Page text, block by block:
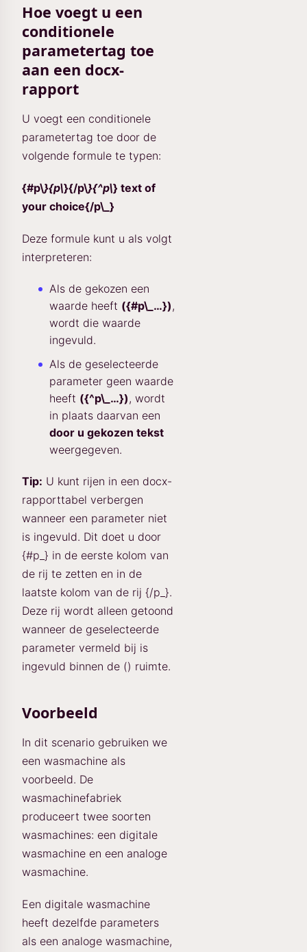
Hoe voegt u een
conditionele
parametertag toe
aan een docx-
rapport
U voegt een conditionele
parametertag toe door de
volgende formule te typen:
{#p\}{p\}{/p\}{^p\} text of
your choice{/p\_ }
Deze formule kunt u als volgt
interpreteren:
Als de gekozen een
waarde heeft ({#p\_…}),
wordt die waarde
ingevuld.
Als de geselecteerde
parameter geen waarde
heeft ({^p\_…}), wordt
in plaats daarvan een
door u gekozen tekst
weergegeven.
Tip: U kunt rijen in een docx-
rapporttabel verbergen
wanneer een parameter niet
is ingevuld. Dit doet u door
{#p_ } in de eerste kolom van
de rij te zetten en in de
laatste kolom van de rij {/p_ }.
Deze rij wordt alleen getoond
wanneer de geselecteerde
parameter vermeld bij is
ingevuld binnen de () ruimte.
Voorbeeld
In dit scenario gebruiken we
een wasmachine als
voorbeeld. De
wasmachinefabriek
produceert twee soorten
wasmachines: een digitale
wasmachine en een analoge
wasmachine.
Een digitale wasmachine
heeft dezelfde parameters
als een analoge wasmachine,